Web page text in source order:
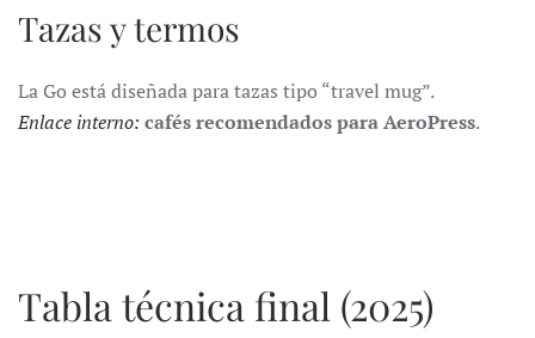
Tazas y termos
La Go está diseñada para tazas tipo “travel mug”.
Enlace interno: cafés recomendados para AeroPress.
Tabla técnica final (2025)